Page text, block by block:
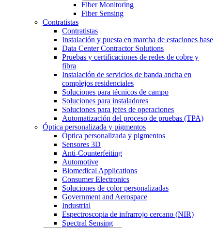
Fiber Monitoring
Fiber Sensing
Contratistas
Contratistas
Instalación y puesta en marcha de estaciones base
Data Center Contractor Solutions
Pruebas y certificaciones de redes de cobre y
fibra
Instalación de servicios de banda ancha en
complejos residenciales
Soluciones para técnicos de campo
Soluciones para instaladores
Soluciones para jefes de operaciones
Automatización del proceso de pruebas (TPA)
Óptica personalizada y pigmentos
Óptica personalizada y pigmentos
Sensores 3D
Anti-Counterfeiting
Automotive
Biomedical Applications
Consumer Electronics
Soluciones de color personalizadas
Government and Aerospace
Industrial
Espectroscopia de infrarrojo cercano (NIR)
Spectral Sensing